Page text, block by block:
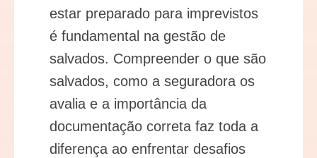
estar preparado para imprevistos
é fundamental na gestão de
salvados. Compreender o que são
salvados, como a seguradora os
avalia e a importância da
documentação correta faz toda a
diferença ao enfrentar desafios